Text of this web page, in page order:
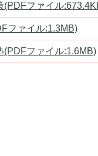
(PDFファイル
ファイル:1.3MB)
(PDFファイル:1.6MB)